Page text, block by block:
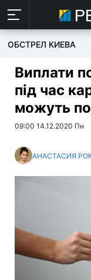
ОБСТРЕЛ КИЕВА
Виплати
під час
можуть
09:00 14.12.2020 Пн
АНАСТАСИЯ